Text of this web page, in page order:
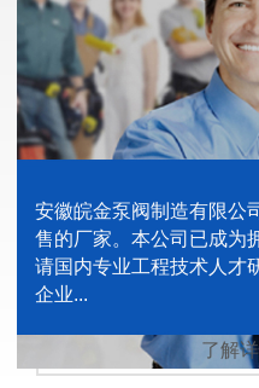
安徽皖金泵阀制造有限公
售的厂家。本公司已成为
请国内专业工程技术人才
企业...
了解